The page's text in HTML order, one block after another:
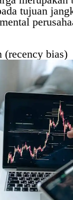
tujuan
(recency bias)